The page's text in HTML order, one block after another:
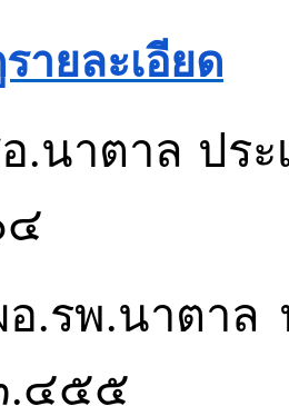
ายละเอียด
.นาตาล ปร
อ.รพ.นาตาล
.๔๕๕